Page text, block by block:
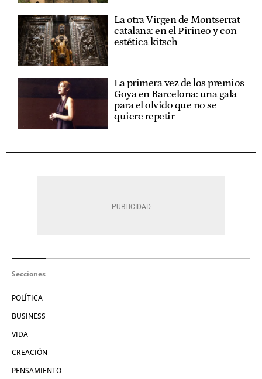
La otra Virgen de Montserrat
catalana: en el Pirineo y con
estética kitsch
La primera vez de los premios
Goya en Barcelona: una gala
para el olvido que no se
quiere repetir
Secciones
POLÍTICA
BUSINESS
VIDA
CREACIÓN
PENSAMIENTO